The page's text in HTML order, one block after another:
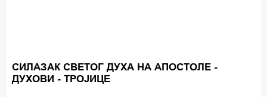
СИЛАЗАК СВЕТОГ ДУХА НА АПОСТОЛЕ -
ДУХОВИ - ТРОЈИЦЕ